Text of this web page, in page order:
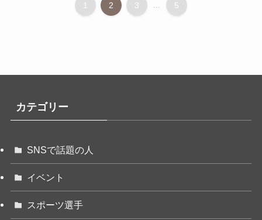
1 2 3 ... 5
カテゴリー
SNSで話題の人
イベント
スポーツ選手